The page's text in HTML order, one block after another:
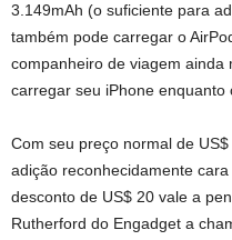
3.149mAh (o suficiente para
também pode carregar o
companheiro de viagem ainda
carregar seu iPhone enquanto
Com seu preço normal de
adição reconhecidamente
desconto de US$ 20 vale a
Rutherford do Engadget a